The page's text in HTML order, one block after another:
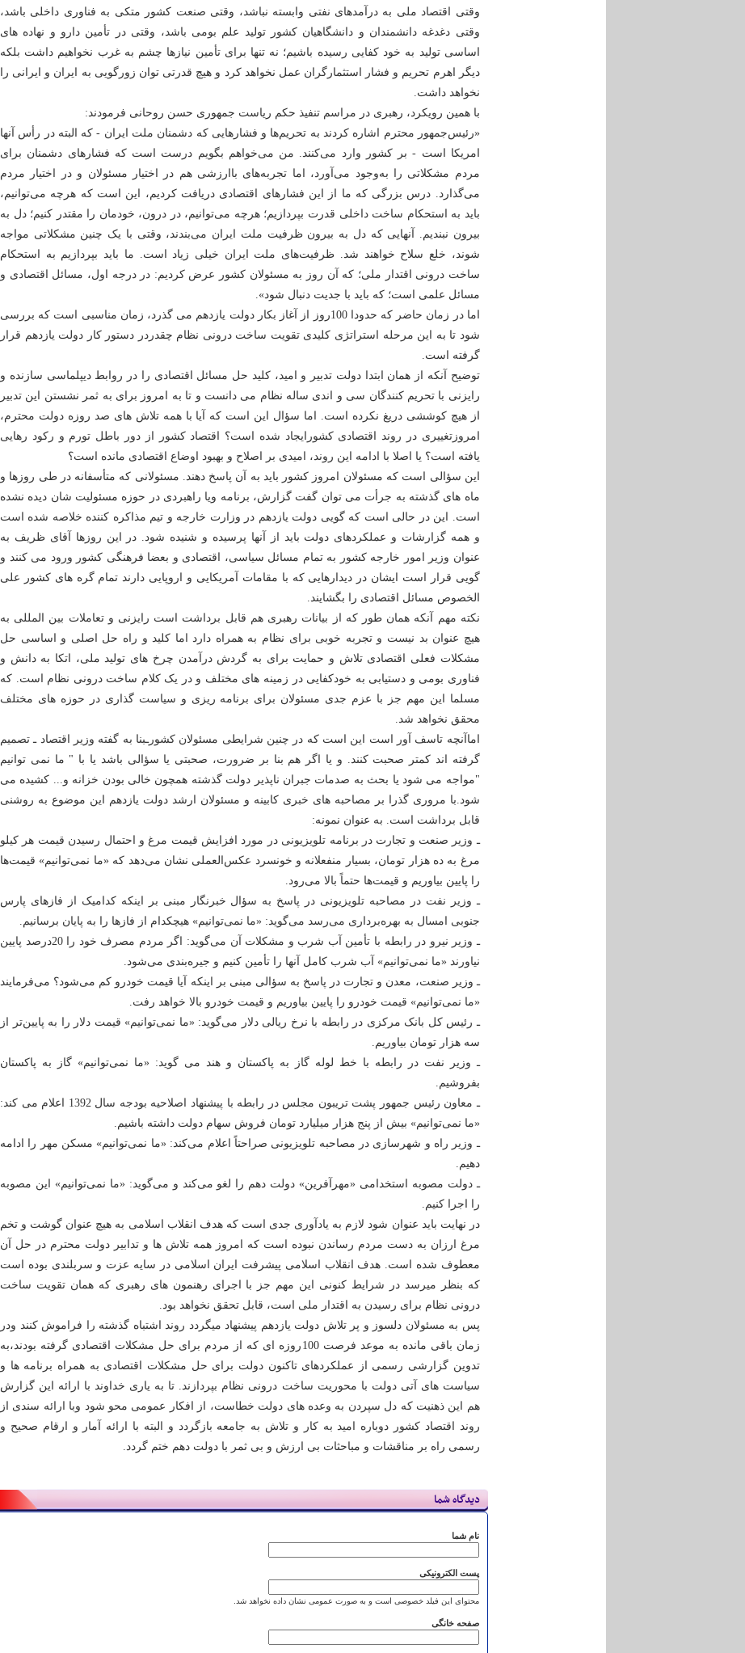
وقتی اقتصاد ملی به درآمدهای نفتی وابسته نباشد، وقتی صنعت کشور متکی به فناوری داخلی باشد،
وقتی دغدغه دانشمندان و دانشگاهیان کشور تولید علم بومی باشد، وقتی در تأمین دارو و نهاده های
اساسی تولید به خود کفایی رسیده باشیم؛ نه تنها برای تأمین نیازها چشم به غرب نخواهیم داشت بلکه
دیگر اهرم تحریم و فشار استثمارگران عمل نخواهد کرد و هیچ قدرتی توان زورگویی به ایران و ایرانی را
نخواهد داشت.
با همین رویکرد، رهبری در مراسم تنفیذ حکم ریاست جمهوری حسن روحانی فرمودند:
«رئیس‌جمهور محترم اشاره کردند به تحریم‌ها و فشارهایى که دشمنان ملت ایران - که البته در رأس آنها
امریکا است - بر کشور وارد می‌کنند. من می‌خواهم بگویم درست است که فشارهاى دشمنان براى
مردم مشکلاتى را به‌وجود مى‌آورد، اما تجربه‌هاى باارزشى هم در اختیار مسئولان و در اختیار مردم
می‌گذارد. درس بزرگى که ما از این فشارهاى اقتصادى دریافت کردیم، این است که هرچه می‌توانیم،
باید به استحکام ساخت داخلى قدرت بپردازیم؛ هرچه می‌توانیم، در درون، خودمان را مقتدر کنیم؛ دل به
بیرون نبندیم. آنهایى که دل به بیرون ظرفیت ملت ایران می‌بندند، وقتى با یک چنین مشکلاتى مواجه
شوند، خلع سلاح خواهند شد. ظرفیت‌هاى ملت ایران خیلى زیاد است. ما باید بپردازیم به استحکام
ساخت درونى اقتدار ملى؛ که آن روز به مسئولان کشور عرض کردیم: در درجه اول، مسائل اقتصادى و
مسائل علمى است؛ که باید با جدیت دنبال شود».
اما در زمان حاضر که حدودا 100روز از آغاز بکار دولت یازدهم می گذرد، زمان مناسبی است که بررسی
شود تا به این مرحله استراتژی کلیدی تقویت ساخت درونی نظام چقدردر دستور کار دولت یازدهم قرار
گرفته است.
توضیح آنکه از همان ابتدا دولت تدبیر و امید، کلید حل مسائل اقتصادی را در روابط دیپلماسی سازنده و
رایزنی با تحریم کنندگان سی و اندی ساله نظام می دانست و تا به امروز برای به ثمر نشستن این تدبیر
از هیچ کوششی دریغ نکرده است. اما سؤال این است که آیا با همه تلاش های صد روزه دولت محترم،
امروزتغییری در روند اقتصادی کشورایجاد شده است؟ اقتصاد کشور از دور باطل تورم و رکود رهایی
یافته است؟ یا اصلا با ادامه این روند، امیدی بر اصلاح و بهبود اوضاع اقتصادی مانده است؟
این سؤالی است که مسئولان امروز کشور باید به آن پاسخ دهند. مسئولانی که متأسفانه در طی روزها و
ماه های گذشته به جرأت می توان گفت گزارش، برنامه ویا راهبردی در حوزه مسئولیت شان دیده نشده
است. این در حالی است که گویی دولت یازدهم در وزارت خارجه و تیم مذاکره کننده خلاصه شده است
و همه گزارشات و عملکردهای دولت باید از آنها پرسیده و شنیده شود. در این روزها آقای ظریف به
عنوان وزیر امور خارجه کشور به تمام مسائل سیاسی، اقتصادی و بعضا فرهنگی کشور ورود می کنند و
گویی قرار است ایشان در دیدارهایی که با مقامات آمریکایی و اروپایی دارند تمام گره های کشور علی
الخصوص مسائل اقتصادی را بگشایند.
نکته مهم آنکه همان طور که از بیانات رهبری هم قابل برداشت است رایزنی و تعاملات بین المللی به
هیچ عنوان بد نیست و تجربه خوبی برای نظام به همراه دارد اما کلید و راه حل اصلی و اساسی حل
مشکلات فعلی اقتصادی تلاش و حمایت برای به گردش درآمدن چرخ های تولید ملی، اتکا به دانش و
فناوری بومی و دستیابی به خودکفایی در زمینه های مختلف و در یک کلام ساخت درونی نظام است. که
مسلما این مهم جز با عزم جدی مسئولان برای برنامه ریزی و سیاست گذاری در حوزه های مختلف
محقق نخواهد شد.
اماآنچه تاسف آور است این است که در چنین شرایطی مسئولان کشورـبنا به گفته وزیر اقتصاد ـ تصمیم
گرفته اند کمتر صحبت کنند. و یا اگر هم بنا بر ضرورت، صحبتی یا سؤالی باشد یا با " ما نمی توانیم
"مواجه می شود یا بحث به صدمات جبران ناپذیر دولت گذشته همچون خالی بودن خزانه و... کشیده می
شود.با مروری گذرا بر مصاحبه های خبری کابینه و مسئولان ارشد دولت یازدهم این موضوع به روشنی
قابل برداشت است. به عنوان نمونه:
ـ وزیر صنعت و تجارت در برنامه تلویزیونی در مورد افزایش قیمت مرغ و احتمال رسیدن قیمت هر کیلو
مرغ به ده هزار تومان، بسیار منفعلانه و خونسرد عکس‌العملی نشان می‌دهد که «ما نمی‌توانیم» قیمت‌ها
را پایین بیاوریم و قیمت‌ها حتماً بالا می‌رود.
ـ وزیر نفت در مصاحبه تلویزیونی در پاسخ به سؤال خبرنگار مبنی بر اینکه کدامیک از فازهای پارس
جنوبی امسال به بهره‌برداری می‌رسد می‌گوید: «ما نمی‌توانیم» هیچکدام از فازها را به پایان برسانیم.
ـ وزیر نیرو در رابطه با تأمین آب شرب و مشکلات آن می‌گوید: اگر مردم مصرف خود را 20درصد پایین
نیاورند «ما نمی‌توانیم» آب شرب کامل آنها را تأمین کنیم و جیره‌بندی می‌شود.
ـ وزیر صنعت، معدن و تجارت در پاسخ به سؤالی مبنی بر اینکه آیا قیمت خودرو کم می‌شود؟ می‌فرمایند
«ما نمی‌توانیم» قیمت خودرو را پایین بیاوریم و قیمت خودرو بالا خواهد رفت.
ـ رئیس کل بانک مرکزی در رابطه با نرخ ریالی دلار می‌گوید: «ما نمی‌توانیم» قیمت دلار را به پایین‌تر از
سه هزار تومان بیاوریم.
ـ وزیر نفت در رابطه با خط لوله گاز به پاکستان و هند می گوید: «ما نمی‌توانیم» گاز به پاکستان
بفروشیم.
ـ معاون رئیس جمهور پشت تریبون مجلس در رابطه با پیشنهاد اصلاحیه بودجه سال 1392 اعلام می کند:
«ما نمی‌توانیم» بیش از پنج هزار میلیارد تومان فروش سهام دولت داشته باشیم.
ـ وزیر راه و شهرسازی در مصاحبه تلویزیونی صراحتاً اعلام می‌کند: «ما نمی‌توانیم» مسکن مهر را ادامه
دهیم.
ـ دولت مصوبه استخدامی «مهرآفرین» دولت دهم را لغو می‌کند و می‌گوید: «ما نمی‌توانیم» این مصوبه
را اجرا کنیم.
در نهایت باید عنوان شود لازم به یادآوری جدی است که هدف انقلاب اسلامی به هیچ عنوان گوشت و تخم
مرغ ارزان به دست مردم رساندن نبوده است که امروز همه تلاش ها و تدابیر دولت محترم در حل آن
معطوف شده است. هدف انقلاب اسلامی پیشرفت ایران اسلامی در سایه عزت و سربلندی بوده است
که بنظر میرسد در شرایط کنونی این مهم جز با اجرای رهنمون های رهبری که همان تقویت ساخت
درونی نظام برای رسیدن به اقتدار ملی است، قابل تحقق نخواهد بود.
پس به مسئولان دلسوز و پر تلاش دولت یازدهم پیشنهاد میگردد روند اشتباه گذشته را فراموش کنند ودر
زمان باقی مانده به موعد فرصت 100روزه ای که از مردم برای حل مشکلات اقتصادی گرفته بودند،به
تدوین گزارشی رسمی از عملکردهای تاکنون دولت برای حل مشکلات اقتصادی به همراه برنامه ها و
سیاست های آتی دولت با محوریت ساخت درونی نظام بپردازند. تا به یاری خداوند با ارائه این گزارش
هم این ذهنیت که دل سپردن به وعده های دولت خطاست، از افکار عمومی محو شود وبا ارائه سندی از
روند اقتصاد کشور دوباره امید به کار و تلاش به جامعه بازگردد و البته با ارائه آمار و ارقام صحیح و
رسمی راه بر مناقشات و مباحثات بی ارزش و بی ثمر با دولت دهم ختم گردد.
دیدگاه شما
نام شما
پست الکترونیکی
محتوای این فیلد خصوصی است و به صورت عمومی نشان داده نخواهد شد.
صفحه خانگی